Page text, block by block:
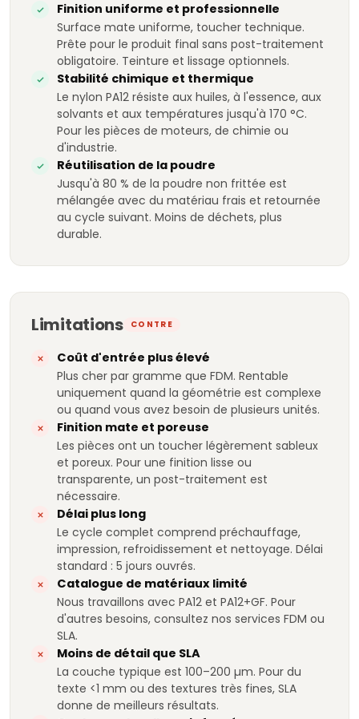
Finition uniforme et professionnelle
Surface mate uniforme, toucher technique.
Prête pour le produit final sans post-traitement
obligatoire. Teinture et lissage optionnels.
Stabilité chimique et thermique
Le nylon PA12 résiste aux huiles, à l'essence, aux
solvants et aux températures jusqu'à 170 °C.
Pour les pièces de moteurs, de chimie ou
d'industrie.
Réutilisation de la poudre
Jusqu'à 80 % de la poudre non frittée est
mélangée avec du matériau frais et retournée
au cycle suivant. Moins de déchets, plus
durable.
Limitations CONTRE
Coût d'entrée plus élevé
Plus cher par gramme que FDM. Rentable
uniquement quand la géométrie est complexe
ou quand vous avez besoin de plusieurs unités.
Finition mate et poreuse
Les pièces ont un toucher légèrement sableux
et poreux. Pour une finition lisse ou
transparente, un post-traitement est
nécessaire.
Délai plus long
Le cycle complet comprend préchauffage,
impression, refroidissement et nettoyage. Délai
standard : 5 jours ouvrés.
Catalogue de matériaux limité
Nous travaillons avec PA12 et PA12+GF. Pour
d'autres besoins, consultez nos services FDM ou
SLA.
Moins de détail que SLA
La couche typique est 100–200 µm. Pour du
texte <1 mm ou des textures très fines, SLA
donne de meilleurs résultats.